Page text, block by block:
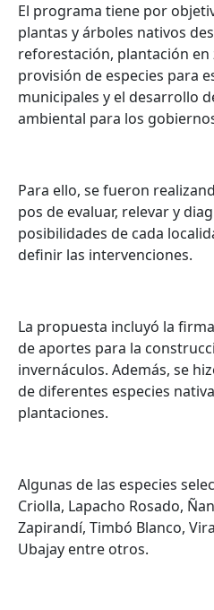
El programa tiene por
plantas y árboles nativos
reforestación, plantación en
provisión de especies para
municipales y el desarrollo
ambiental para los
Para ello, se fueron
pos de evaluar, relevar y
posibilidades de cada
definir las intervenciones.
La propuesta incluyó la
de aportes para la
invernáculos. Además, se
de diferentes especies
plantaciones.
Algunas de las especies
Criolla, Lapacho Rosado,
Zapirandí, Timbó Blanco,
Ubajay entre otros.